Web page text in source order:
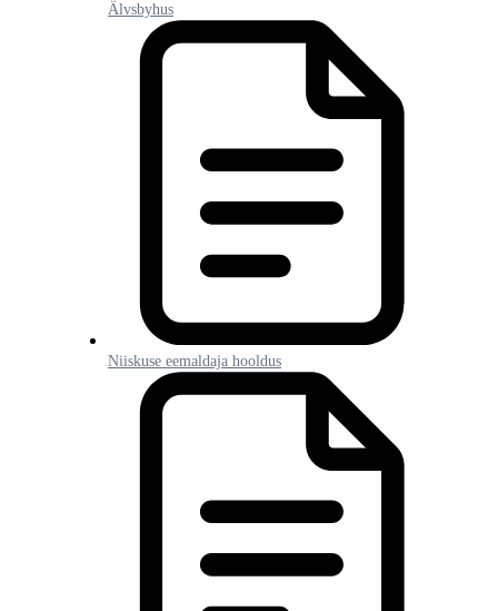
Älvsbyhus
Niiskuse eemaldaja hooldus